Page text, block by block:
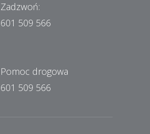
Zadzwoń:
601 509 566
Pomoc drogowa
601 509 566